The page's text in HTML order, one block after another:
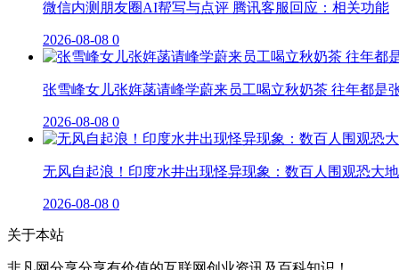
微信内测朋友圈AI帮写与点评 腾讯客服回应：相关功能
2026-08-08 0
张雪峰女儿张姩菡请峰学蔚来员工喝立秋奶茶 往年都是
2026-08-08 0
无风自起浪！印度水井出现怪异现象：数百人围观恐大
2026-08-08 0
关于本站